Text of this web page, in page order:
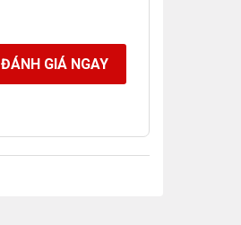
ĐÁNH GIÁ NGAY